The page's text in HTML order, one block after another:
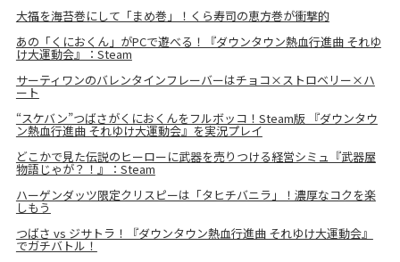
大福を海苔巻にして「まめ巻」！くら寿司の恵方巻が衝撃的
あの「くにおくん」がPCで遊べる！『ダウンタウン熱血行進曲 それゆ
け大運動会』：Steam
サーティワンのバレンタインフレーバーはチョコ×ストロベリー×ハ
ート
“スケバン”つばさがくにおくんをフルボッコ！Steam版 『ダウンタウ
ン熱血行進曲 それゆけ大運動会』を実況プレイ
どこかで見た伝説のヒーローに武器を売りつける経営シミュ『武器屋
物語じゃが？！』：Steam
ハーゲンダッツ限定クリスピーは「タヒチバニラ」！濃厚なコクを楽
しもう
つばさ vs ジサトラ！『ダウンタウン熱血行進曲 それゆけ大運動会』
でガチバトル！